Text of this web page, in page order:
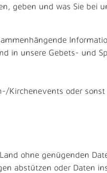
geben und was Sie bei
in unsere Gebets- und
Kirchenevents oder
ohne genügenden
abstützen oder Daten